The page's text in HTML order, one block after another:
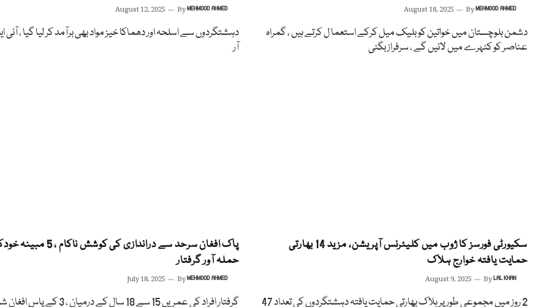
August 18, 2025 ByMEHMOOD AHMED
دشمن بلوچستان میں خواتین کو بلیک میل کرکے استعما ل کرتے ہیں ، گمراہ
عناصر کو کٹہرے میں لائیں گے ، سرفراز بگٹی
August 12, 2025 ByMEHMOOD AHMED
دہشتگردوں سے اسلحہ اور دھماکا خیز مواد بھی برآمد کر لیا گیا ، آئی
آر
سکیورٹی فورسز کا ژوب میں کلیئرنس آپریشن، مزید 14 بھارتی
حمایت یافتہ خوارج ہلاک
August 9, 2025 ByLAL KHAN
2 روز میں مجموعی طور پر ہلاک بھارتی حمایت یافتہ دہشتگردوں کی تعداد 47
پاک افغان سرحد سے دراندازی کی کوشش
حملہ آور گرفتار
July 18, 2025 ByMEHMOOD AHMED
گرفتار افراد کی عمریں 15 سے 18 سال کے درمیان ،